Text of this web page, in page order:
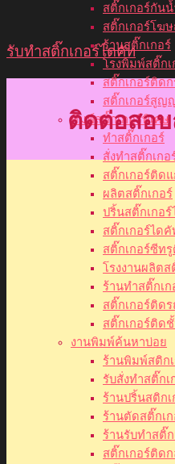
สติ๊กเกอร์กันน้
สติ๊กเกอร์โฆ
ร้านสติ๊กเกอร์
โรงพิมพ์สติ๊กเ
สติ๊กเกอร์ติด
สติ๊กเกอร์สูญ
พิมพ์สติ๊กเกอร์พิเศษ
ทำสติ๊กเกอร์
สั่งทำสติ๊กเกอ
สติ๊กเกอร์ติด
ผลิตสติ๊กเกอร์
ปริ้นสติ๊กเกอ
สติ๊กเกอร์ได
สติ๊กเกอร์ซีท
โรงงานผลิตส
ร้านทำสติ๊กเ
สติ๊กเกอร์ติด
สติ๊กเกอร์ติด
งานพิมพ์ค้นหาบ่อย
ร้านพิมพ์สติก
รับสั่งทำสติ๊กเ
ร้านปริ้นสติกเ
ร้านตัดสติ๊กเ
ร้านรับทำสติ๊ก
สติ๊กเกอร์ติด
รับทําสติ๊กเกอร์ไดคัท
ติดต่อสอบ